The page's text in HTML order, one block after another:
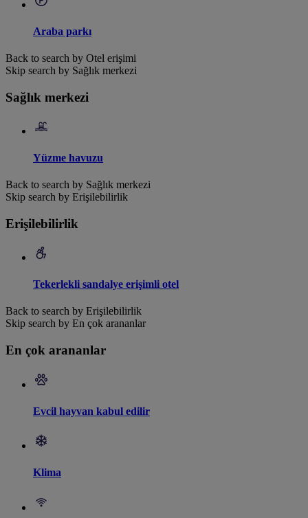
Araba parkı
Back to search by Otel erişimi
Skip search by Sağlık merkezi
Sağlık merkezi
Yüzme havuzu
Back to search by Sağlık merkezi
Skip search by Erişilebilirlik
Erişilebilirlik
Tekerlekli sandalye erişimli otel
Back to search by Erişilebilirlik
Skip search by En çok arananlar
En çok arananlar
Evcil hayvan kabul edilir
Klima